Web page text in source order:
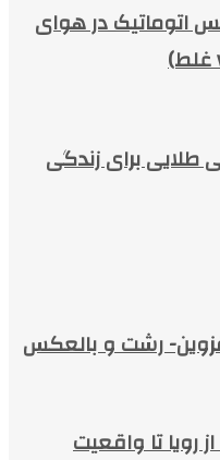
اتوماتیک در هوای
طلایی برای زندگی
قزوین- رشت و بالعکس
رویا تا واقعیت